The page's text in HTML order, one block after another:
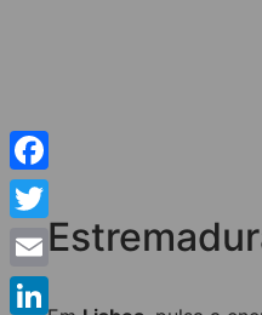
Facebook
Twitter
Email